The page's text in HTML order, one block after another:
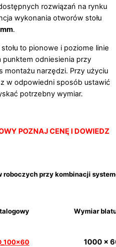
rozwiązań na rynku
wykonania otworów stołu
.
stołu to pionowe i poziome linie
odniesienia przy
montażu narzędzi. Przy użyciu
w odpowiedni sposób ustawić
potrzebny wymiar.
POZNAJ CENĘ I DOWIEDZ
roboczych przy kombinacji
Wymiar
1000 x